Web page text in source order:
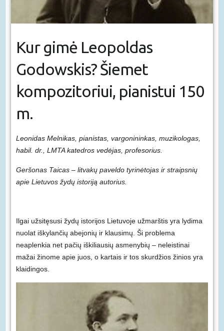
Kur gimė Leopoldas
Godowskis? Šiemet
kompozitoriui, pianistui 150
m.
Leonidas Melnikas, pianistas, vargonininkas, muzikologas,
habil. dr., LMTA katedros vedėjas, profesorius.
Geršonas Taicas – litvakų paveldo tyrinėtojas ir straipsnių
apie Lietuvos žydų istoriją autorius.
Ilgai užsitęsusi žydų istorijos Lietuvoje užmarštis yra lydima
nuolat iškylančių abejonių ir klausimų. Ši problema
neaplenkia net pačių iškiliausių asmenybių – neleistinai
mažai žinome apie juos, o kartais ir tos skurdžios žinios yra
klaidingos.